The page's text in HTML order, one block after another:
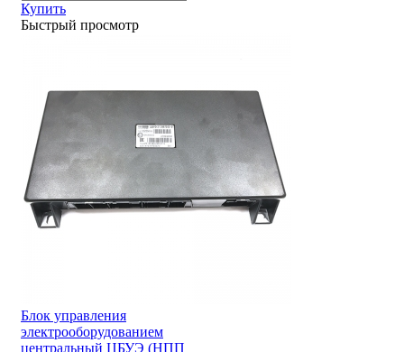
Купить
Быстрый просмотр
Блок управления
электрооборудованием
центральный ЦБУЭ (НПП